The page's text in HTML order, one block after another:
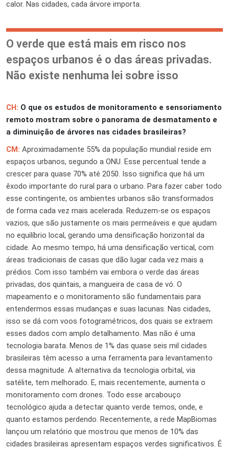
calor. Nas cidades, cada árvore importa.
O verde que está mais em risco nos
espaços urbanos é o das áreas privadas.
Não existe nenhuma lei sobre isso
CH: O que os estudos de monitoramento e sensoriamento
remoto mostram sobre o panorama de desmatamento e
a diminuição de árvores nas cidades brasileiras?
CM: Aproximadamente 55% da população mundial reside em
espaços urbanos, segundo a ONU. Esse percentual tende a
crescer para quase 70% até 2050. Isso significa que há um
êxodo importante do rural para o urbano. Para fazer caber todo
esse contingente, os ambientes urbanos são transformados
de forma cada vez mais acelerada. Reduzem-se os espaços
vazios, que são justamente os mais permeáveis e que ajudam
no equilíbrio local, gerando uma densificação horizontal da
cidade. Ao mesmo tempo, há uma densificação vertical, com
áreas tradicionais de casas que dão lugar cada vez mais a
prédios. Com isso também vai embora o verde das áreas
privadas, dos quintais, a mangueira de casa de vó. O
mapeamento e o monitoramento são fundamentais para
entendermos essas mudanças e suas lacunas. Nas cidades,
isso se dá com voos fotogramétricos, dos quais se extraem
esses dados com amplo detalhamento. Mas não é uma
tecnologia barata. Menos de 1% das quase seis mil cidades
brasileiras têm acesso a uma ferramenta para levantamento
dessa magnitude. A alternativa da tecnologia orbital, via
satélite, tem melhorado. E, mais recentemente, aumenta o
monitoramento com drones. Todo esse arcabouço
tecnológico ajuda a detectar quanto verde temos, onde, e
quanto estamos perdendo. Recentemente, a rede MapBiomas
lançou um relatório que mostrou que menos de 10% das
cidades brasileiras apresentam espaços verdes significativos. É